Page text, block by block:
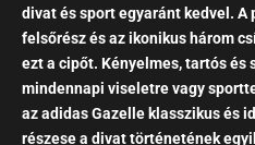
divat és sport egyaránt kedvel. A
felsőrész és az ikonikus három
ezt a cipőt. Kényelmes, tartós
mindennapi viseletre vagy
az adidas Gazelle klasszikus és
részese a divat történetének